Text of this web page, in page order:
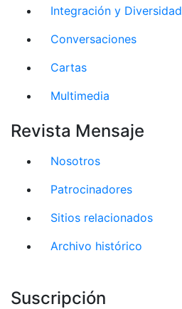
Integración y Diversidad
Conversaciones
Cartas
Multimedia
Revista Mensaje
Nosotros
Patrocinadores
Sitios relacionados
Archivo histórico
Suscripción